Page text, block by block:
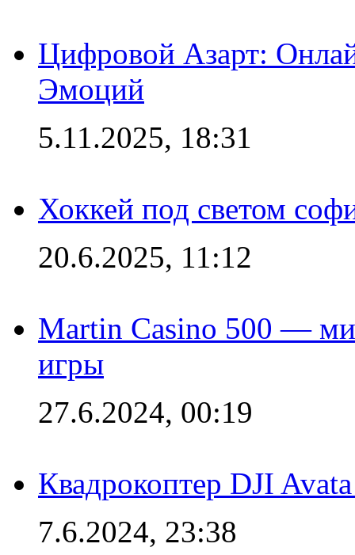
Цифровой Азарт:
Эмоций
5.11.2025, 18:31
Хоккей под светом
20.6.2025, 11:12
Martin Casino 500 —
игры
27.6.2024, 00:19
Квадрокоптер DJI
7.6.2024, 23:38